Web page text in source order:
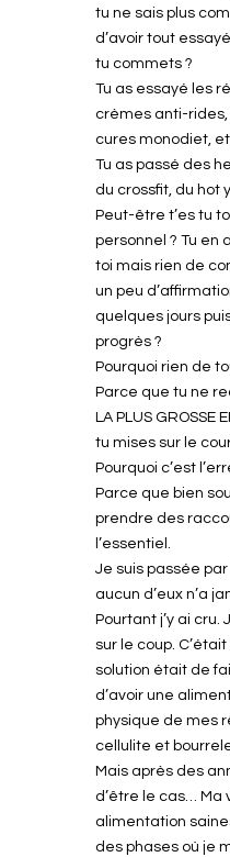
tu ne sais plus
d’avoir tout
tu commets ?
Tu as essayé les
crèmes anti-
cures monodiet, et
Tu as passé des
du crossfit, du hot
Peut-être t’es tu
personnel ? Tu en
toi mais rien de
un peu
quelques jours
progrès ?
Pourquoi rien de
Parce que tu ne
LA PLUS GROSSE
tu mises sur le
Pourquoi c’est
Parce que bien
prendre des
l’essentiel.
Je suis passée par
aucun d’eux n’a
Pourtant j’y ai
sur le coup.
solution était de
d’avoir une
physique de mes
cellulite et
Mais après des
d’être le cas… Ma
alimentation
des phases où je